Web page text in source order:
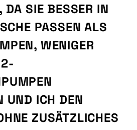
SIE BESSER IN
PASSEN ALS
WENIGER
UND ICH DEN
ZUSÄTZLICHES